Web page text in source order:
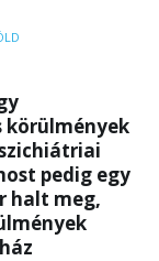
pedig egy
halt meg,